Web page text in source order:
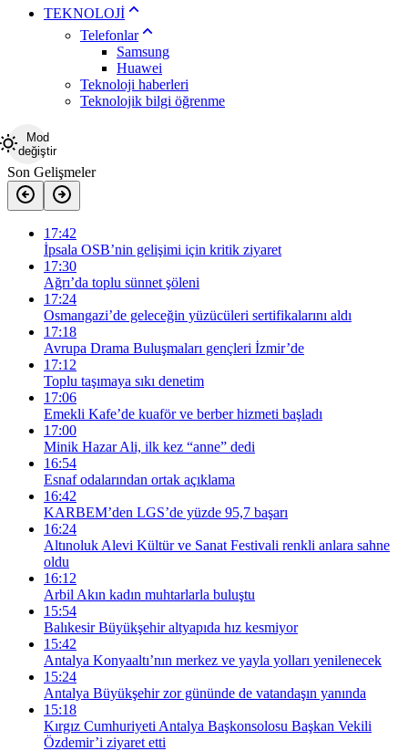
TEKNOLOJİ
Telefonlar
Samsung
Huawei
Teknoloji haberleri
Teknolojik bilgi öğrenme
Mod
değiştir
Son Gelişmeler
17:42
İpsala OSB’nin gelişimi için kritik ziyaret
17:30
Ağrı’da toplu sünnet şöleni
17:24
Osmangazi’de geleceğin yüzücüleri sertifikalarını aldı
17:18
Avrupa Drama Buluşmaları gençleri İzmir’de
17:12
Toplu taşımaya sıkı denetim
17:06
Emekli Kafe’de kuaför ve berber hizmeti başladı
17:00
Minik Hazar Ali, ilk kez “anne” dedi
16:54
Esnaf odalarından ortak açıklama
16:42
KARBEM’den LGS’de yüzde 95,7 başarı
16:24
Altınoluk Alevi Kültür ve Sanat Festivali renkli anlara sahne
oldu
16:12
Arbil Akın kadın muhtarlarla buluştu
15:54
Balıkesir Büyükşehir altyapıda hız kesmiyor
15:42
Antalya Konyaaltı’nın merkez ve yayla yolları yenilenecek
15:24
Antalya Büyükşehir zor gününde de vatandaşın yanında
15:18
Kırgız Cumhuriyeti Antalya Başkonsolosu Başkan Vekili
Özdemir’i ziyaret etti